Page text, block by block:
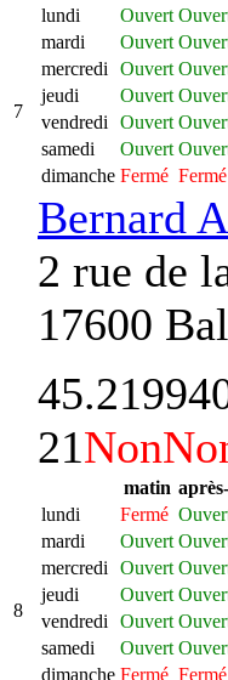
7
lundi
Ouvert
mardi
Ouvert
mercredi
Ouvert
jeudi
Ouvert
vendredi
Ouvert
samedi
Ouvert
dimanche Fermé Fermé
Bernard
2 rue de
17600
8
21Non
matin
lundi
Fermé
mardi
Ouvert
mercredi
Ouvert
jeudi
Ouvert
vendredi
Ouvert
samedi
Ouvert
dimanche Fermé Fermé